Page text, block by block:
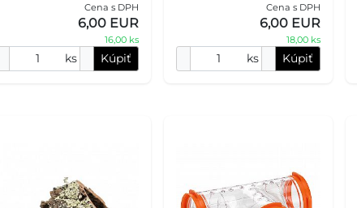
škrečky Zmiešané farby
Cena s DPH
6,00 EUR
16,00 ks
ks Kúpiť
modulárne klietky pre
škrečky Zmiešané farby
Cena s DPH
6,00 EUR
18,00 ks
ks Kúpiť